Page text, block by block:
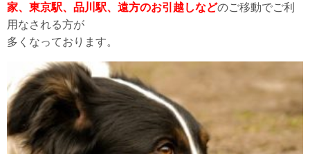
家、東京駅、品川駅、遠方のお引越しなどのご移動でご利
用なされる方が
多くなっております。